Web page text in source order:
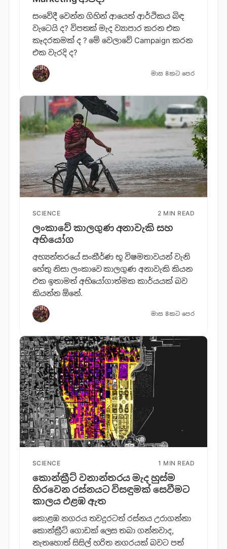
සංවේදී වෙන්න ගිහින් ආයෙත් ආර්ථිකය බිඳ
වැටෙයි ද? විපතක් මැද ව්‍යාපාර කරන එක
කෑදරකමක් ද ? මේ වෙලාවේ Campaign කරන
එක වැරදි ද?
මාස 8කට පෙර
SCIENCE 2 MIN READ
ලංකාවේ කාලගුණ අනාවැකි සහ
අභියෝග
අභ්‍යන්තරයේ සංකීර්ණ භූ විෂමතාවයන් වැනි
හේතු නිසා ලංකාවෙ කාලගුණ අනාවැකි කියන
එක ඉතාමත් අභියෝගාත්මක කාර්යයක් බව
කියන්න ඕනේ.
මාස 8කට පෙර
SCIENCE 1 MIN READ
කොන්ක්‍රීට් වනාන්තරය මැද හුස්ම
හිරවෙන රස්නයට විසඳුමක් සෙවීමට
කාලය එළඹ ඇත
කොළඹ නගරය තවදුරටත් රස්නය උරාගන්නා
කොන්ක්‍රීට් ගොඩක් ලෙස තබා ගන්නවාද,
නැතහොත් සිසිල් හරිත නගරයක් බවට පත්